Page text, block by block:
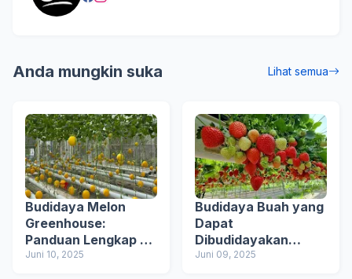
Anda mungkin suka Lihat semua
Budidaya Melon
Greenhouse:
Panduan Lengkap &
Varietas Unggul
Juni 10, 2025
Budidaya Buah yang
Dapat
Dibudidayakan
Secara Hidroponik di
Juni 09, 2025